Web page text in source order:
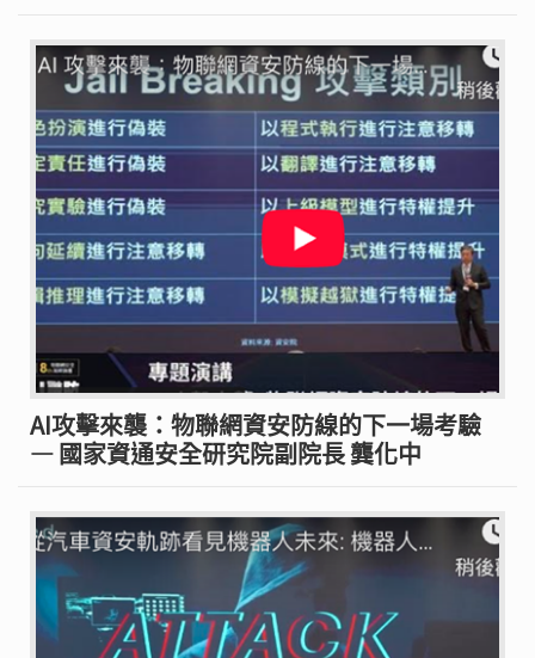
AI攻擊來襲：物聯網資安防線的下一場考驗
— 國家資通安全研究院副院長 龔化中